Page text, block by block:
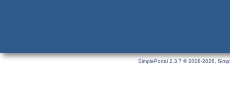
SimplePortal 2.3.7 © 2008-2026,